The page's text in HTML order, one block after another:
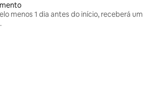
menos 1 dia antes do início, receberá um